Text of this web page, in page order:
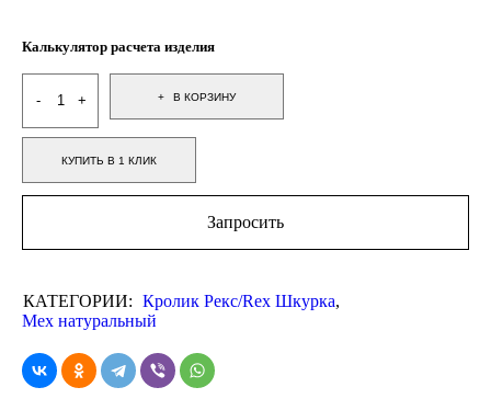
Калькулятор расчета изделия
В КОРЗИНУ
КУПИТЬ В 1 КЛИК
Запросить
КАТЕГОРИИ: Кролик Рекс/Rex Шкурка,
Мех натуральный